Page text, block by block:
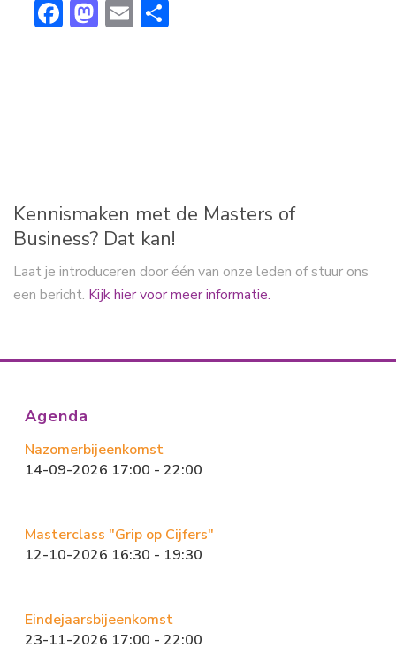
F M E
Kennismaken met de Masters of
Business? Dat kan!
Laat je introduceren door één van onze leden of stuur ons
een bericht. Kijk hier voor meer informatie.
Agenda
Nazomerbijeenkomst
14-09-2026 17:00 - 22:00
Masterclass "Grip op Cijfers"
12-10-2026 16:30 - 19:30
Eindejaarsbijeenkomst
23-11-2026 17:00 - 22:00